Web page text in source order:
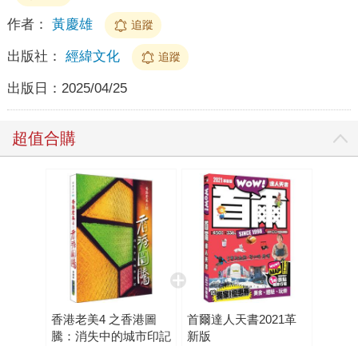
作者： 黃慶雄 追蹤
出版社： 經緯文化 追蹤
出版日： 2025/04/25
超值合購
香港老美4 之香港圖
騰：消失中的城市印記
首爾達人天書2021革
新版